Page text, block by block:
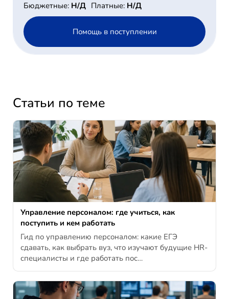
Бюджетные: Н/Д Платные: Н/Д
Помощь в поступлении
Статьи по теме
Управление персоналом: где учиться, как
поступить и кем работать
Гид по управлению персоналом: какие ЕГЭ
сдавать, как выбрать вуз, что изучают будущие HR-
специалисты и где работать пос…